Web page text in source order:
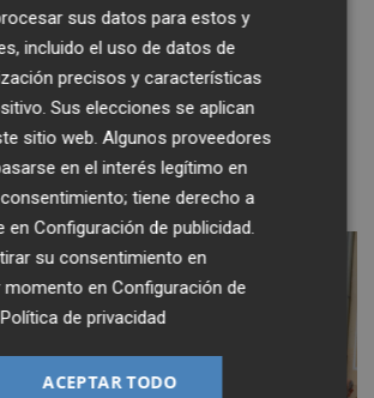
es un gobernante, el
en un instrumento
todo si, como es costumbre
asume su responsabilidad
para no parecer culpable.
sus datos para estos y
incluido el uso de datos de
precisos y características
Sus elecciones se aplican
sitio web. Algunos proveedores
en el interés legítimo en
tiene derecho a
enConfiguración de publicidad.
su consentimiento en
momento enConfiguración de
Política de privacidad
ACEPTAR TODO